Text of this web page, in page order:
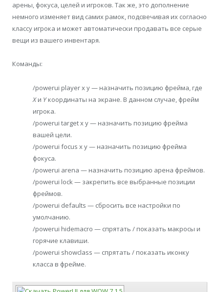
арены, фокуса, целей и игроков. Так же, это дополнение
немного изменяет вид самих рамок, подсвечивая их согласно
классу игрока и может автоматически продавать все серые
вещи из вашего инвентаря.
Команды:
/powerui player x y — назначить позицию фрейма, где
Xи Yкоординаты на экране. В данном случае, фрейм
игрока.
/powerui target x y — назначить позицию фрейма
вашей цели.
/powerui focus x y — назначить позицию фрейма
фокуса.
/powerui arena — назначить позицию арена фреймов.
/powerui lock — закрепить все выбранные позиции
фреймов.
/powerui defaults — сбросить все настройки по
умолчанию.
/powerui hidemacro — спрятать / показать макросы и
горячие клавиши.
/powerui showclass — спрятать / показать иконку
класса в фрейме.